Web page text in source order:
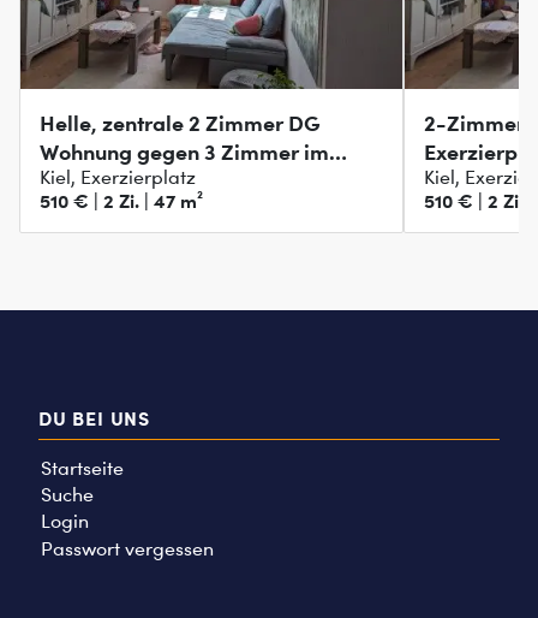
Helle, zentrale 2 Zimmer DG
Wohnung gegen 3 Zimmer im
Grünen
Kiel, Exerzierplatz
510 € | 2 Zi. | 47 m²
2-Zimmer-
Kiel,
510 € | 2 Zi. |
DU BEI UNS
Startseite
Suche
Login
Passwort vergessen